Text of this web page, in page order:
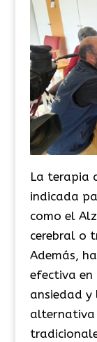
La terapia
indicada
como el
cerebral o
Además,
efectiva en
ansiedad y
alternativa